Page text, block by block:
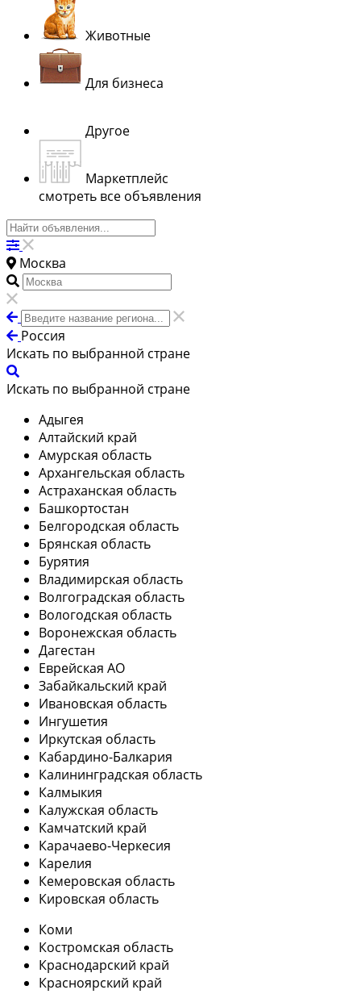
Животные
Для бизнеса
Другое
Маркетплейс
смотреть все объявления
Москва
Россия
Искать по выбранной стране
Искать по выбранной стране
Адыгея
Алтайский край
Амурская область
Архангельская область
Астраханская область
Башкортостан
Белгородская область
Брянская область
Бурятия
Владимирская область
Волгоградская область
Вологодская область
Воронежская область
Дагестан
Еврейская АО
Забайкальский край
Ивановская область
Ингушетия
Иркутская область
Кабардино-Балкария
Калининградская область
Калмыкия
Калужская область
Камчатский край
Карачаево-Черкесия
Карелия
Кемеровская область
Кировская область
Коми
Костромская область
Краснодарский край
Красноярский край